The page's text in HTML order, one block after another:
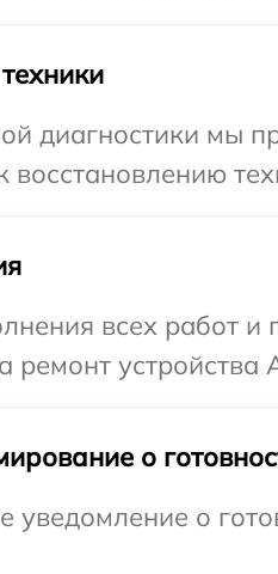
диагностики мы
восстановлению
всех работ
ремонт устройства
о
уведомление о